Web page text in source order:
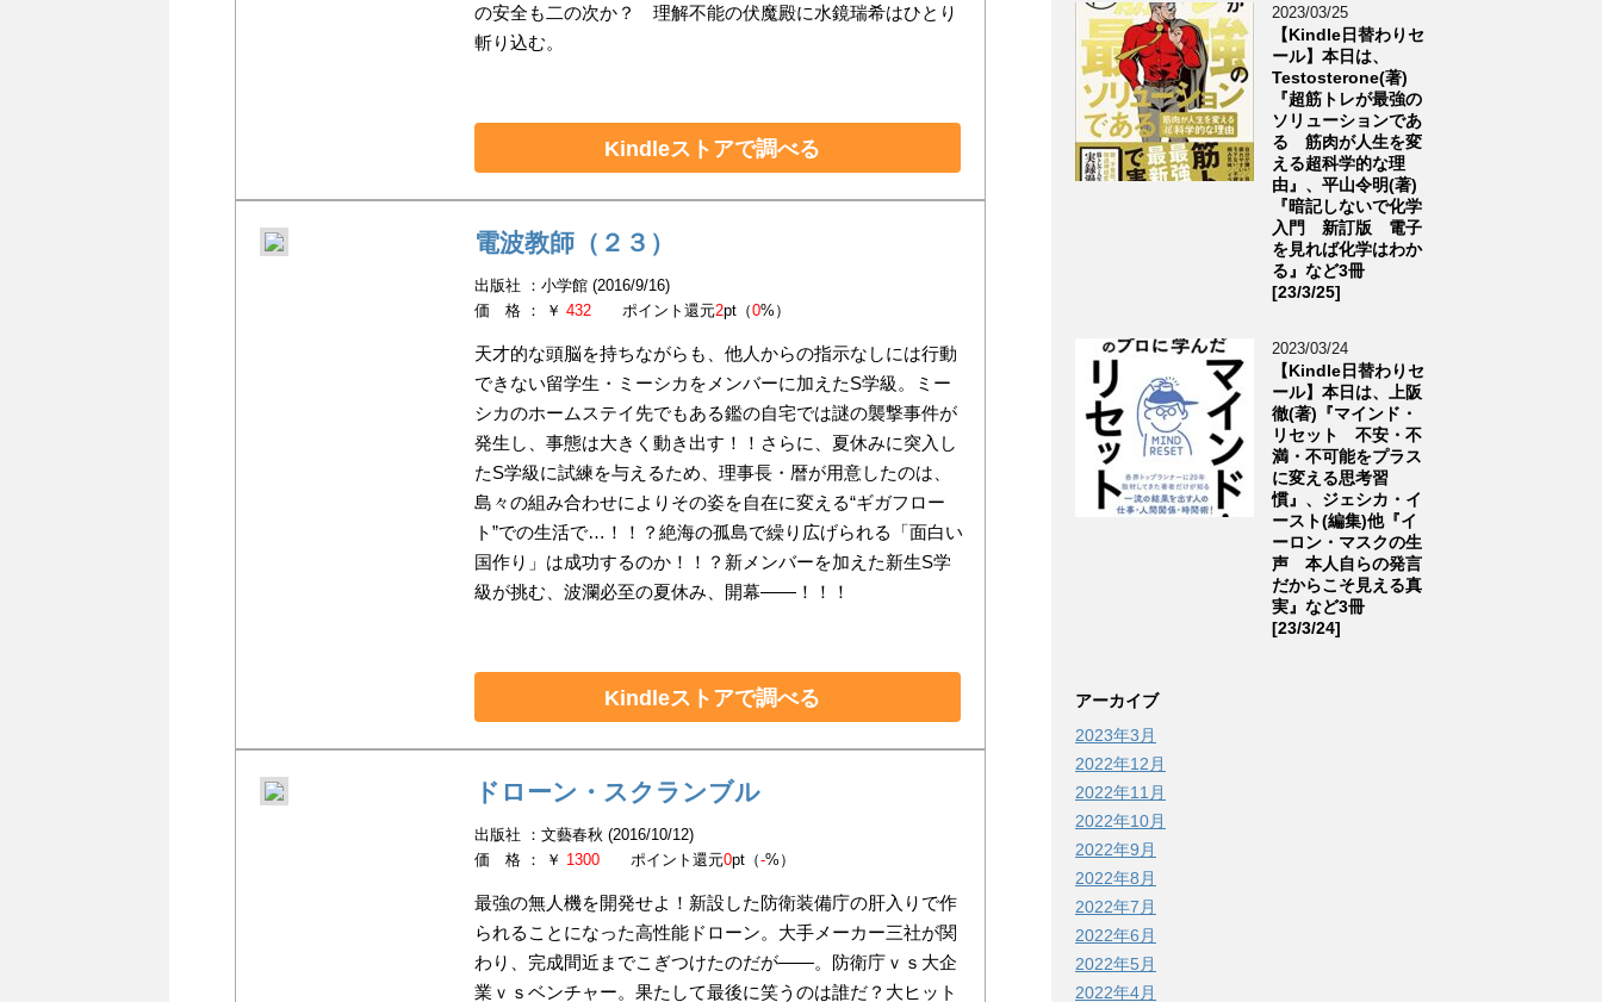
の安全も二の次か？ 理解不能の伏魔殿に水鏡瑞希はひとり
斬り込む。
Kindleストアで調べる
電波教師（２３）
出版社 ：小学館 (2016/9/16)
価 格 ： ￥432 ポイント還元2pt（0%）
天才的な頭脳を持ちながらも、他人からの指示なしには行動
できない留学生・ミーシカをメンバーに加えたS学級。ミー
シカのホームステイ先でもある鑑の自宅では謎の襲撃事件が
発生し、事態は大きく動き出す！！さらに、夏休みに突入し
たS学級に試練を与えるため、理事長・暦が用意したのは、
島々の組み合わせによりその姿を自在に変える“ギガフロー
ト”での生活で…！！？絶海の孤島で繰り広げられる「面白い
国作り」は成功するのか！！？新メンバーを加えた新生S学
級が挑む、波瀾必至の夏休み、開幕――！！！
Kindleストアで調べる
ドローン・スクランブル
出版社 ：文藝春秋 (2016/10/12)
価 格 ： ￥ 1300 ポイント還元0pt（-%）
最強の無人機を開発せよ！新設した防衛装備庁の肝入りで作
られることになった高性能ドローン。大手メーカー三社が関
わり、完成間近までこぎつけたのだが――。防衛庁ｖｓ大企
業ｖｓベンチャー。果たして最後に笑うのは誰だ？大ヒット
2023/03/25
【Kindle日替わりセ
ール】本日は、
Testosterone(著)
『超筋トレが最強の
ソリューションであ
る 筋肉が人生を変
える超科学的な理
由』、平山令明(著)
『暗記しないで化学
入門 新訂版 電子
を見れば化学はわか
る』など3冊
[23/3/25]
2023/03/24
【Kindle日替わりセ
ール】本日は、上阪
徹(著)『マインド・
リセット 不安・不
満・不可能をプラス
に変える思考習
慣』、ジェシカ・イ
ースト(編集)他『イ
ーロン・マスクの生
声 本人自らの発言
だからこそ見える真
実』など3冊
[23/3/24]
アーカイブ
2023年3月
2022年12月
2022年11月
2022年10月
2022年9月
2022年8月
2022年7月
2022年6月
2022年5月
2022年4月